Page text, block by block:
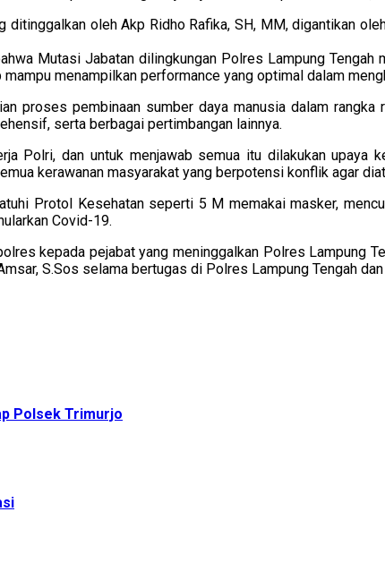
ditinggalkan oleh Akp Ridho Rafika, SH, MM, digantikan
Mutasi Jabatan dilingkungan Polres Lampung
menampilkan performance yang optimal dalam
proses pembinaan sumber daya manusia dalam
serta berbagai pertimbangan lainnya.
Polri, dan untuk menjawab semua itu dilakukan
kerawanan masyarakat yang berpotensi konflik agar
Protol Kesehatan seperti 5 M memakai masker,
Covid-19.
kepada pejabat yang meninggalkan Polres Lampung
S.Sos selama bertugas di Polres Lampung Tengah
Polsek Trimurjo